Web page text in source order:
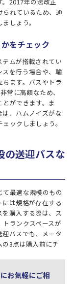
2017年の法改正
れているため、通
しょう。
をチェック
ムが搭載されてい
スを行う場合や、輸
ます。バスやトラ
常に高額なため、
ができます。ま
、ハムノイズがな
ックしましょう。
の送迎バスな
最適な規模のもの
は規格が存在する
購入する際は、ス
ランクスペースが
バスでも、メータ
3点は購入前にチ
お気軽にご相